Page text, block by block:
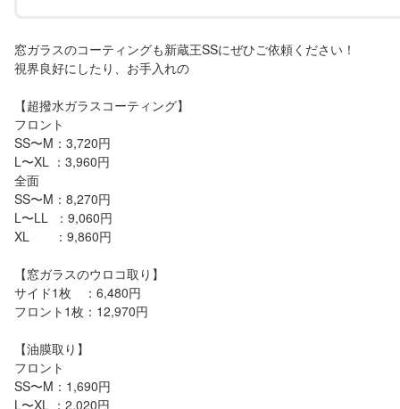
窓ガラスのコーティングも新蔵王SSにぜひご依頼ください！
視界良好にしたり、お手入れの
【超撥水ガラスコーティング】
フロント
SS〜M：3,720円
L〜XL ：3,960円
全面
SS〜M：8,270円
L〜LL  ：9,060円
XL       ：9,860円
【窓ガラスのウロコ取り】
サイド1枚　：6,480円
フロント1枚：12,970円
【油膜取り】
フロント
SS〜M：1,690円
L〜XL ：2,020円